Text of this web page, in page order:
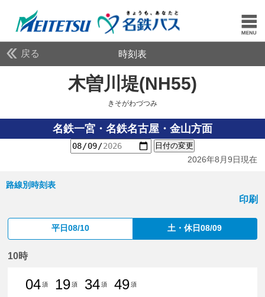
戻る 時刻表
木曽川堤(NH55)
きそがわづつみ
名鉄一宮・名鉄名古屋・金山方面
日付の変更
2026年8月9日現在
路線別時刻表
印刷
平日08/10 土・休日08/09
10時
04須
19須
34須
49須